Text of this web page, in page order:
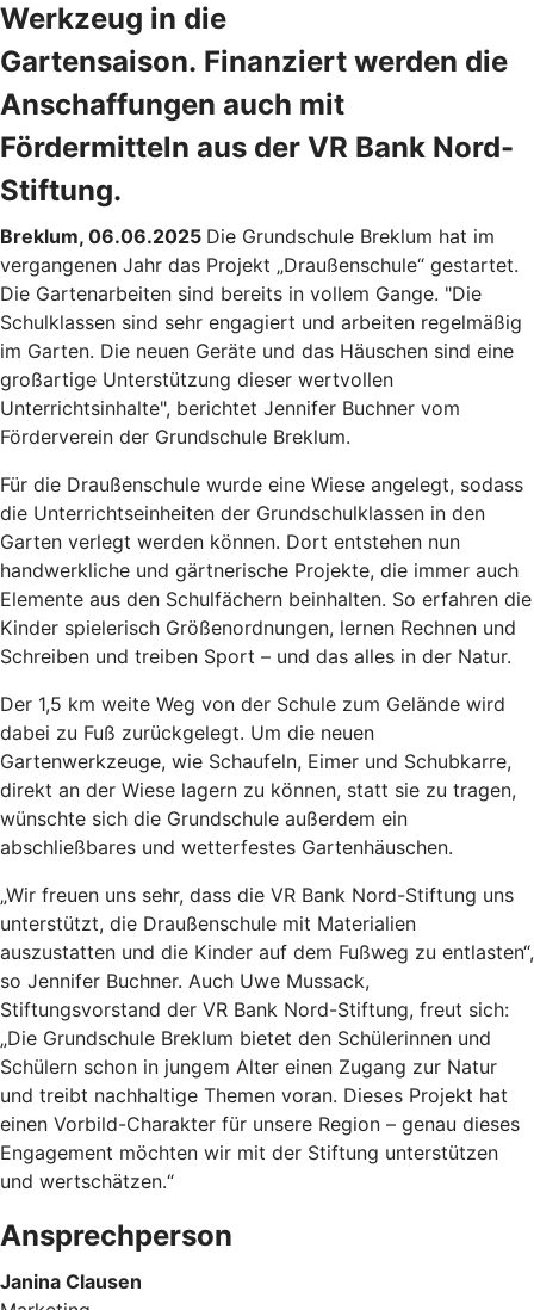
Werkzeug in die
Gartensaison. Finanziert werden die
Anschaffungen auch mit
Fördermitteln aus der VR Bank Nord-
Stiftung.
Breklum, 06.06.2025 Die Grundschule Breklum hat im
vergangenen Jahr das Projekt „Draußenschule“ gestartet.
Die Gartenarbeiten sind bereits in vollem Gange. "Die
Schulklassen sind sehr engagiert und arbeiten regelmäßig
im Garten. Die neuen Geräte und das Häuschen sind eine
großartige Unterstützung dieser wertvollen
Unterrichtsinhalte", berichtet Jennifer Buchner vom
Förderverein der Grundschule Breklum.
Für die Draußenschule wurde eine Wiese angelegt, sodass
die Unterrichtseinheiten der Grundschulklassen in den
Garten verlegt werden können. Dort entstehen nun
handwerkliche und gärtnerische Projekte, die immer auch
Elemente aus den Schulfächern beinhalten. So erfahren die
Kinder spielerisch Größenordnungen, lernen Rechnen und
Schreiben und treiben Sport – und das alles in der Natur.
Der 1,5 km weite Weg von der Schule zum Gelände wird
dabei zu Fuß zurückgelegt. Um die neuen
Gartenwerkzeuge, wie Schaufeln, Eimer und Schubkarre,
direkt an der Wiese lagern zu können, statt sie zu tragen,
wünschte sich die Grundschule außerdem ein
abschließbares und wetterfestes Gartenhäuschen.
„Wir freuen uns sehr, dass die VR Bank Nord-Stiftung uns
unterstützt, die Draußenschule mit Materialien
auszustatten und die Kinder auf dem Fußweg zu entlasten“,
so Jennifer Buchner. Auch Uwe Mussack,
Stiftungsvorstand der VR Bank Nord-Stiftung, freut sich:
„Die Grundschule Breklum bietet den Schülerinnen und
Schülern schon in jungem Alter einen Zugang zur Natur
und treibt nachhaltige Themen voran. Dieses Projekt hat
einen Vorbild-Charakter für unsere Region – genau dieses
Engagement möchten wir mit der Stiftung unterstützen
und wertschätzen.“
Ansprechperson
Janina Clausen